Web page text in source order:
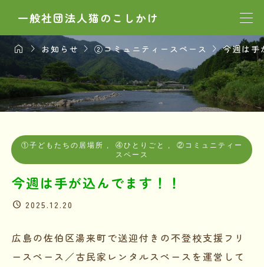
一般社団法人猫のこしかけ
 お知らせ ②コミュニティースペース 今週は手
①子どもたちの居場所 ④ひとりごと
②コミュニティー
スペース
今週は手が込んでます！！
2025.12.20
広島の佐伯区湯来町で送迎付きの不登校支援フリ
ースペース／古民家レンタルスペースを運営して